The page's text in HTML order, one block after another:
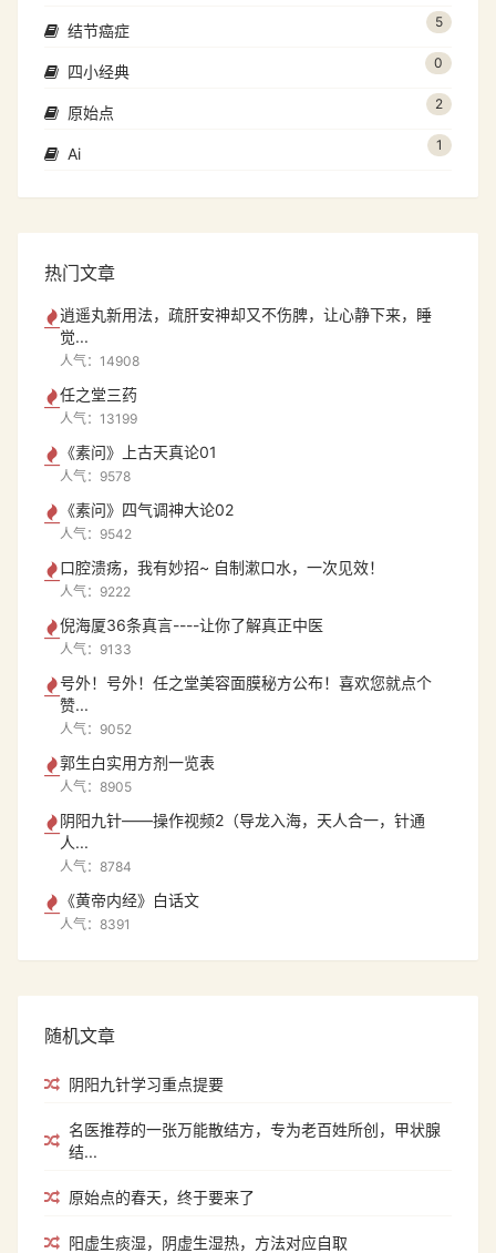
结节癌症 5
四小经典 0
原始点 2
Ai 1
热门文章
逍遥丸新用法，疏肝安神却又不伤脾，让心静下来，睡
觉...
人气：14908
任之堂三药
人气：13199
《素问》上古天真论01
人气：9578
《素问》四气调神大论02
人气：9542
口腔溃疡，我有妙招~ 自制漱口水，一次见效！
人气：9222
倪海厦36条真言----让你了解真正中医
人气：9133
号外！号外！任之堂美容面膜秘方公布！喜欢您就点个
赞...
人气：9052
郭生白实用方剂一览表
人气：8905
阴阳九针——操作视频2（导龙入海，天人合一，针通
人...
人气：8784
《黄帝内经》白话文
人气：8391
随机文章
阴阳九针学习重点提要
名医推荐的一张万能散结方，专为老百姓所创，甲状腺
结...
原始点的春天，终于要来了
阳虚生痰湿，阴虚生湿热，方法对应自取